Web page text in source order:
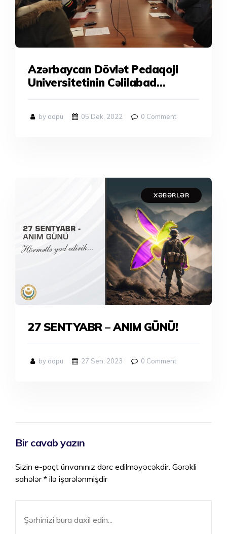
Azərbaycan Dövlət Pedaqoji
Universitetinin Cəlilabad
filialında Elmi Şuranın növbəti
by adpu 05 Dek, 2022 0 Comment
XƏBƏRLƏR
27 SENTYABR – ANIM GÜNÜ!
by adpu 27 Sen, 2023 0 Comment
Bir cavab yazın
Sizin e-poçt ünvanınız dərc edilməyəcəkdir. Gərəkli
sahələr* ilə işarələnmişdir